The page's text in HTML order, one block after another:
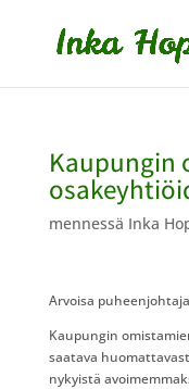
Kaupungin
mennessä Inka
Arvoisa
Kaupungin
saatava
nykyistä